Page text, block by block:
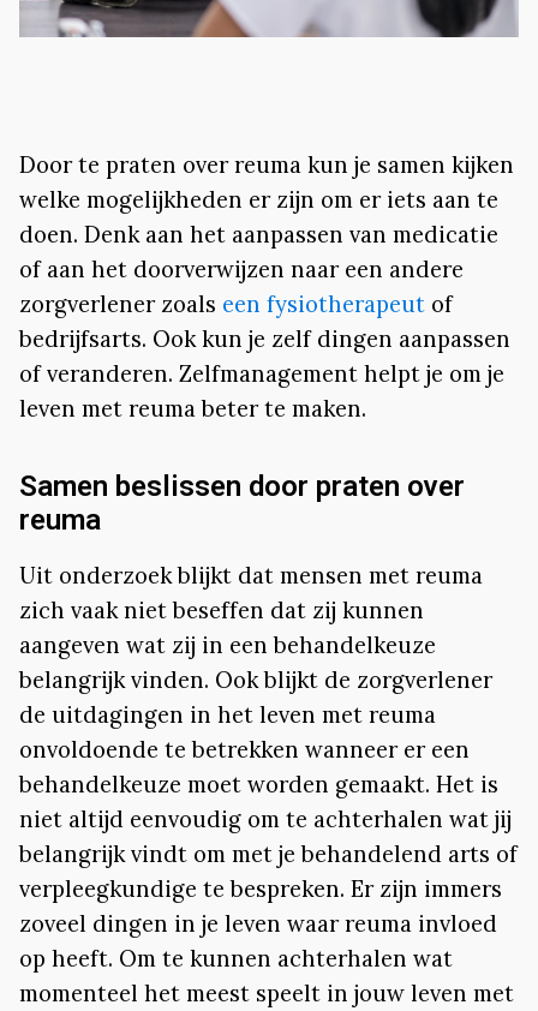
Door te praten over reuma kun je samen kijken
welke mogelijkheden er zijn om er iets aan te
doen. Denk aan het aanpassen van medicatie
of aan het doorverwijzen naar een andere
zorgverlener zoals een fysiotherapeut of
bedrijfsarts. Ook kun je zelf dingen aanpassen
of veranderen. Zelfmanagement helpt je om je
leven met reuma beter te maken.
Samen beslissen door praten over
reuma
Uit onderzoek blijkt dat mensen met reuma
zich vaak niet beseffen dat zij kunnen
aangeven wat zij in een behandelkeuze
belangrijk vinden. Ook blijkt de zorgverlener
de uitdagingen in het leven met reuma
onvoldoende te betrekken wanneer er een
behandelkeuze moet worden gemaakt. Het is
niet altijd eenvoudig om te achterhalen wat jij
belangrijk vindt om met je behandelend arts of
verpleegkundige te bespreken. Er zijn immers
zoveel dingen in je leven waar reuma invloed
op heeft. Om te kunnen achterhalen wat
momenteel het meest speelt in jouw leven met